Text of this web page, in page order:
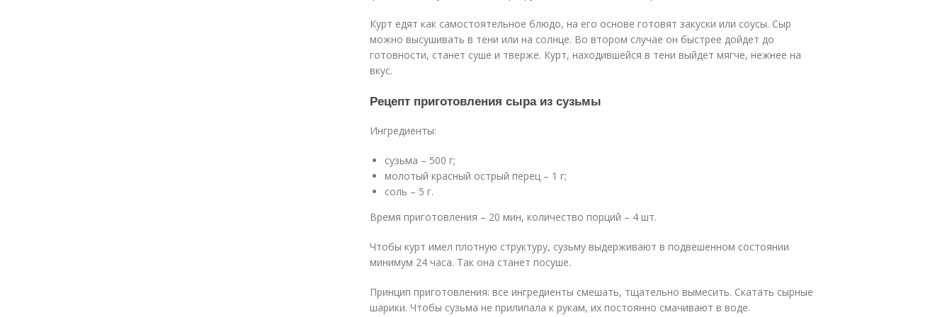
Курт едят как самостоятельное блюдо, на его основе готовят закуски или соусы. Сыр
можно высушивать в тени или на солнце. Во втором случае он быстрее дойдет до
готовности, станет суше и тверже. Курт, находившейся в тени выйдет мягче, нежнее на
вкус.
Рецепт приготовления сыра из сузьмы
Ингредиенты:
сузьма – 500 г;
молотый красный острый перец – 1 г;
соль – 5 г.
Время приготовления – 20 мин, количество порций – 4 шт.
Чтобы курт имел плотную структуру, сузьму выдерживают в подвешенном состоянии
минимум 24 часа. Так она станет посуше.
Принцип приготовления: все ингредиенты смешать, тщательно вымесить. Скатать сырные
шарики. Чтобы сузьма не прилипала к рукам, их постоянно смачивают в воде.